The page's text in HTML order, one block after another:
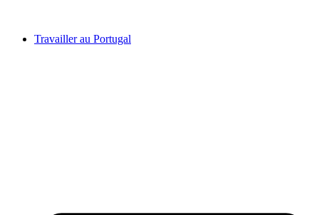
Travailler au Portugal